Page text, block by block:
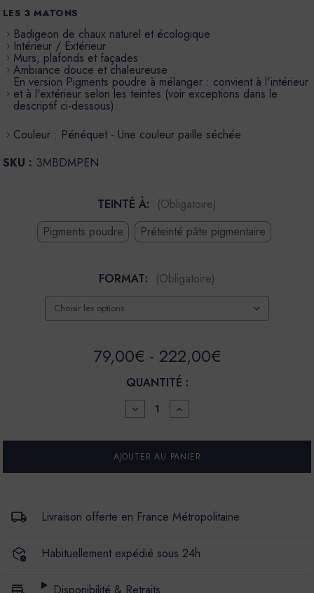
LES 3 MATONS
Badigeon de chaux naturel et écologique
Intérieur / Extérieur
Murs, plafonds et façades
Ambiance douce et chaleureuse
En version Pigments poudre à mélanger : convient à l'intérieur
et à l'extérieur selon les teintes (voir exceptions dans le
descriptif ci-dessous).
Couleur : Pénéquet - Une couleur paille séchée
SKU : 3MBDMPEN
TEINTÉ À:
(Obligatoire)
Pigments poudre
Préteinté pâte pigmentaire
FORMAT: (Obligatoire)
79,00€ - 222,00€
QUANTITÉ :
DIMINUER
LA
POUR
BADIGEON
CHAUX
COULEUR
PÉNÉQUET
AUGMENTER
LA
POUR
BADIGEON
CHAUX
COULEUR
PÉNÉQUET
Livraison offerte en France Métropolitaine
Habituellement expédié sous 24h
Disponibilité & Retraits